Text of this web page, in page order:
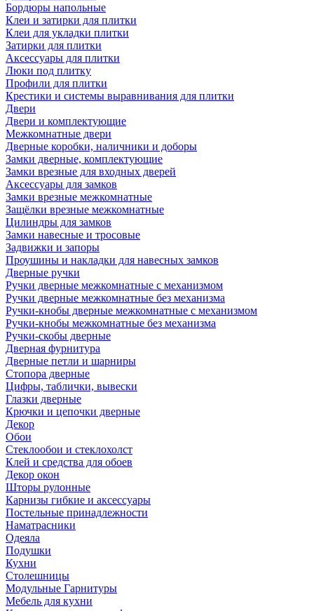
Бордюры напольные
Клеи и затирки для плитки
Клеи для укладки плитки
Затирки для плитки
Аксессуары для плитки
Люки под плитку
Профили для плитки
Крестики и системы выравнивания для плитки
Двери
Двери и комплектующие
Межкомнатные двери
Дверные коробки, наличники и доборы
Замки дверные, комплектующие
Замки врезные для входных дверей
Аксессуары для замков
Замки врезные межкомнатные
Защёлки врезные межкомнатные
Цилиндры для замков
Замки навесные и тросовые
Задвижки и запоры
Проушины и накладки для навесных замков
Дверные ручки
Ручки дверные межкомнатные с механизмом
Ручки дверные межкомнатные без механизма
Ручки-кнобы дверные межкомнатные с механизмом
Ручки-кнобы межкомнатные без механизма
Ручки-скобы дверные
Дверная фурнитура
Дверные петли и шарниры
Стопора дверные
Цифры, таблички, вывески
Глазки дверные
Крючки и цепочки дверные
Декор
Обои
Стеклообои и стеклохолст
Клей и средства для обоев
Декор окон
Шторы рулонные
Карнизы гибкие и аксессуары
Постельные принадлежности
Наматрасники
Одеяла
Подушки
Кухни
Столешницы
Модульные Гарнитуры
Мебель для кухни